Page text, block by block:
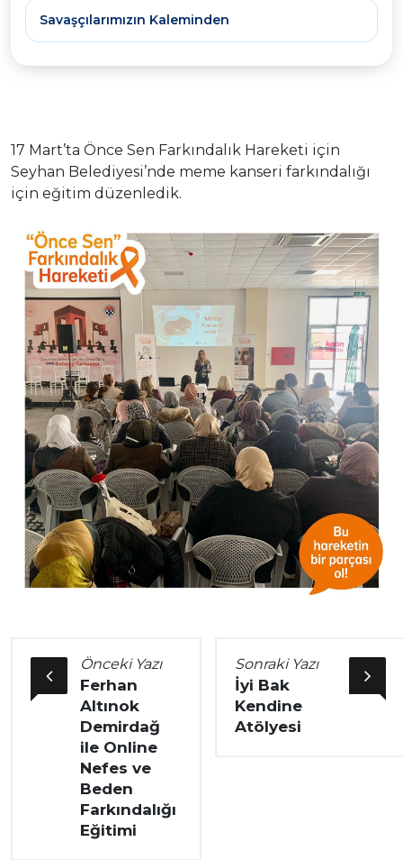
Savaşçılarımızın Kaleminden
17 Mart’ta Önce Sen Farkındalık Hareketi için
Seyhan Belediyesi’nde meme kanseri farkındalığı
için eğitim düzenledik.
Önceki Yazı
Ferhan
Altınok
Demirdağ
ile Online
Nefes ve
Beden
Farkındalığı
Eğitimi
Sonraki Yazı
İyi Bak
Kendine
Atölyesi